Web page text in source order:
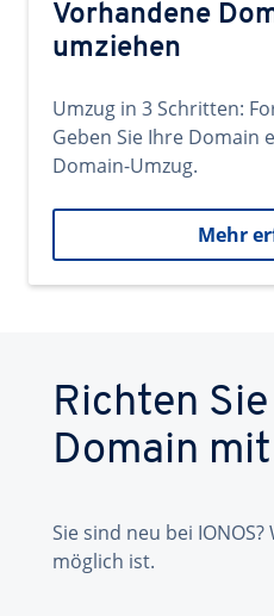
Vorhandene
umziehen
Umzug in 3 Schritten:
Geben Sie Ihre Domain
Domain-Umzug.
Mehr
Richten
Domain
Sie sind neu bei
möglich ist.